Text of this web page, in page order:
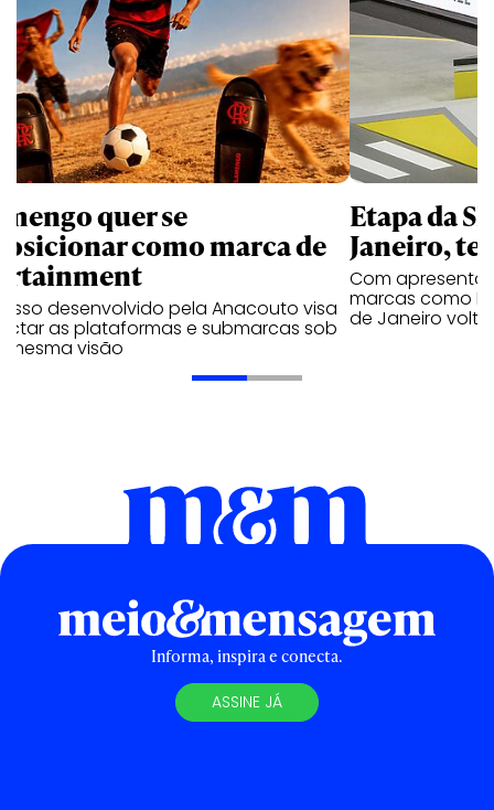
quer se
como marca de
desenvolvido pela Anacouto visa
as plataformas e submarcas sob
mesma visão
Etapa da
Janeiro,
Com
marcas como
de Janeiro
Informa, inspira e conecta.
ASSINE JÁ